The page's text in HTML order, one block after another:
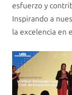
esfuerzo y
Inspirando a
la excelencia en